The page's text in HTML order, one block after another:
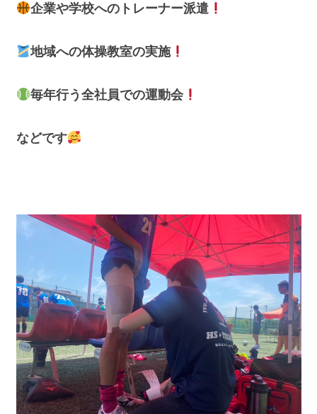
企業や学校へのトレーナー派遣
地域への体操教室の実施
毎年行う全社員での運動会
などです